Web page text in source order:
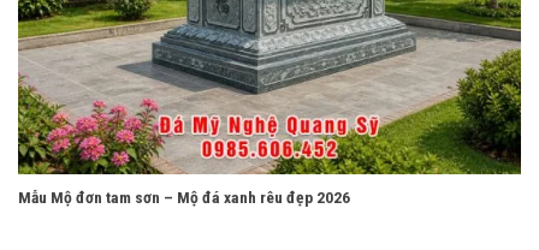
Mẫu Mộ đơn tam sơn – Mộ đá xanh rêu đẹp 2026